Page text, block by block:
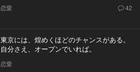
恋愛 42
東京には、煌めくほどのチャンスがある。
自分さえ、オープンでいれば。
恋愛